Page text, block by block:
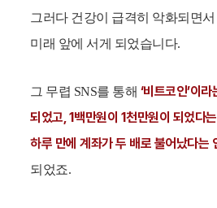
그러다 건강이 급격히 악화되면
미래 앞에 서게 되었습니다.
그 무렵 SNS를 통해 ‘비트코인’이
되었고, 1백만원이 1천만원이 되었다
하루 만에 계좌가 두 배로 불어났다는
되었죠.